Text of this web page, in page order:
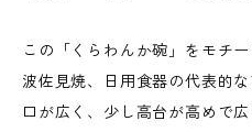
この「くらわんか碗」をモチー
波佐見焼、日用食器の代表的な
口が広く、少し高台が高めで